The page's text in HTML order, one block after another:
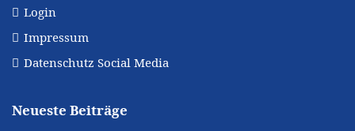
Login
Impressum
Datenschutz Social Media
Neueste Beiträge